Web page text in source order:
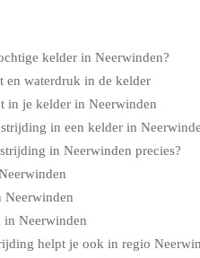
kelder in Neerwinden?
en waterdruk in de kelder
in je kelder in Neerwinden
in een kelder in
in Neerwinden precies?
in Neerwinden
helpt je ook in regio